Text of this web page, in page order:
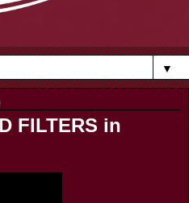
▼
FILTERS in